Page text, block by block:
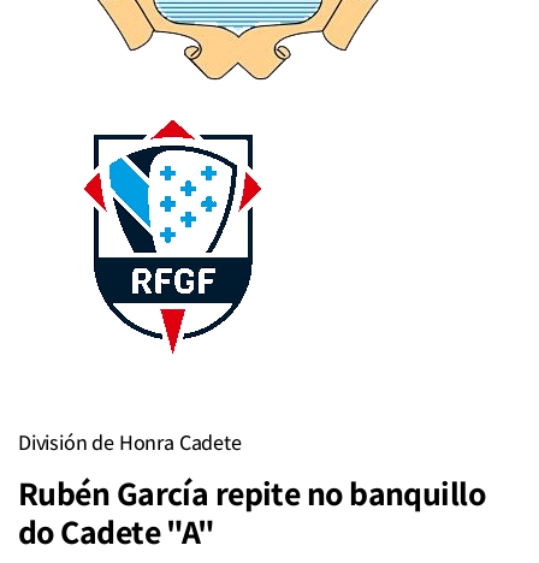
División de Honra Cadete
Rubén García repite no banquillo
do Cadete "A"